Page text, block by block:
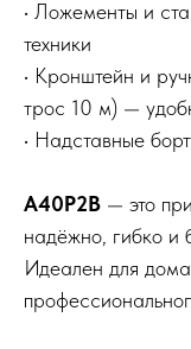
• Ложементы и
техники
• Кронштейн и
трос 10 м) —
• Надставные
A40P2B — это
надёжно, гибко и
Идеален для